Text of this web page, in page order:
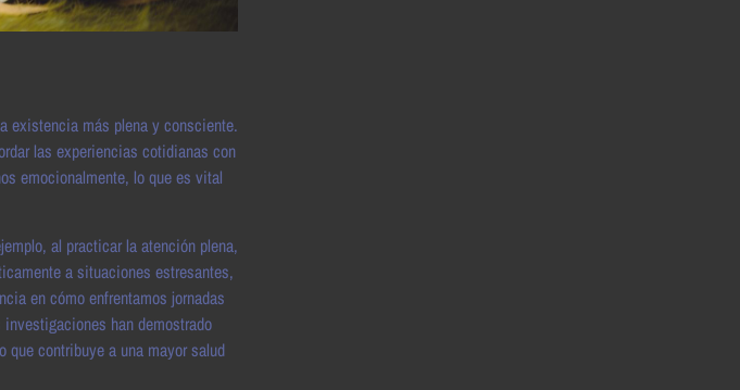
existencia más plena y consciente.
las experiencias cotidianas con
emocionalmente, lo que es vital
al practicar la atención plena,
a situaciones estresantes,
en cómo enfrentamos jornadas
han demostrado
que contribuye a una mayor salud